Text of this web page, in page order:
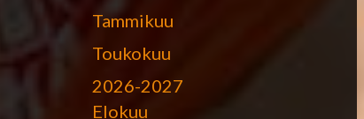
Tammikuu
Toukokuu
2026-2027
Elokuu